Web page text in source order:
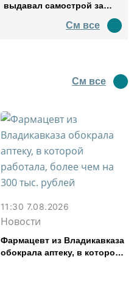
выдавал самострой за
водил туда туристов
См все
См все
11:30 7.08.2026
Новости
Фармацевт из Владикавказа
обокрала аптеку, в которой